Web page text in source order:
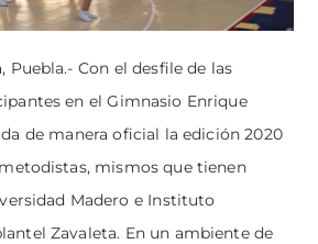
Puebla.- Con el desfile de las
en el Gimnasio Enrique
de manera oficial la edición 2020
mismos que tienen
Madero e Instituto
Zavaleta. En un ambiente de